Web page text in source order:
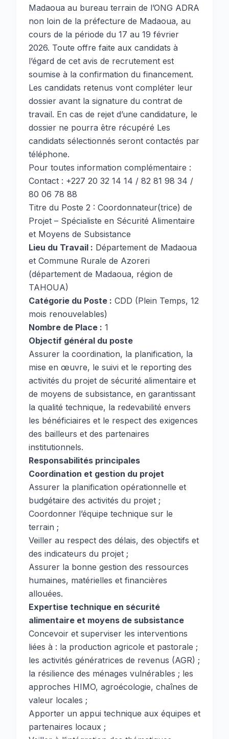
Madaoua au bureau terrain de l’ONG ADRA
non loin de la préfecture de Madaoua, au
cours de la période du 17 au 19 février
2026. Toute offre faite aux candidats à
l’égard de cet avis de recrutement est
soumise à la confirmation du financement.
Les candidats retenus vont compléter leur
dossier avant la signature du contrat de
travail. En cas de rejet d’une candidature, le
dossier ne pourra être récupéré Les
candidats sélectionnés seront contactés par
téléphone.
Pour toutes information complémentaire :
Contact : +227 20 32 14 14 / 82 81 98 34 /
80 06 78 88
Titre du Poste 2 : Coordonnateur(trice) de
Projet – Spécialiste en Sécurité Alimentaire
et Moyens de Subsistance
Lieu du Travail : Département de Madaoua
et Commune Rurale de Azoreri
(département de Madaoua, région de
TAHOUA)
Catégorie du Poste : CDD (Plein Temps, 12
mois renouvelables)
Nombre de Place : 1
Objectif général du poste
Assurer la coordination, la planification, la
mise en œuvre, le suivi et le reporting des
activités du projet de sécurité alimentaire et
de moyens de subsistance, en garantissant
la qualité technique, la redevabilité envers
les bénéficiaires et le respect des exigences
des bailleurs et des partenaires
institutionnels.
Responsabilités principales
Coordination et gestion du projet
Assurer la planification opérationnelle et
budgétaire des activités du projet ;
Coordonner l’équipe technique sur le
terrain ;
Veiller au respect des délais, des objectifs et
des indicateurs du projet ;
Assurer la bonne gestion des ressources
humaines, matérielles et financières
allouées.
Expertise technique en sécurité
alimentaire et moyens de subsistance
Concevoir et superviser les interventions
liées à : la production agricole et pastorale ;
les activités génératrices de revenus (AGR) ;
la résilience des ménages vulnérables ; les
approches HIMO, agroécologie, chaînes de
valeur locales ;
Apporter un appui technique aux équipes et
partenaires locaux ;